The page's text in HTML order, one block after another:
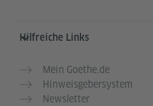
Hilfreiche Links
Mein Goethe.de
Hinweisgebersystem
Newsletter